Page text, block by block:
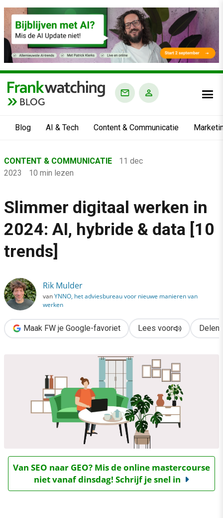
BLOG
Blog AI & Tech Content & Communicatie
›
Content & Communicatie
›
Slimmer digitaal werken in 2024: AI, hybride & data [10 trends]
CONTENT & COMMUNICATIE
11 dec
2023
10 min lezen
Slimmer digitaal werken in
2024: AI, hybride & data [10
trends]
Rik Mulder
vanYNNO, het adviesbureau voor nieuwe manieren van
werken
Maak FW je Google-favoriet Lees voor Delen
Van SEO naar GEO? Mis de online mastercourse
niet vanaf dinsdag! Schrijf je snel in